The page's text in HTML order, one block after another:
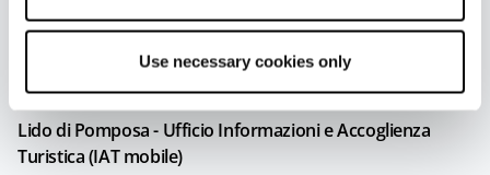
Use necessary cookies only
Info
Öffnung: April bis Mitte September
Lido di Pomposa - Ufficio Informazioni e Accoglienza
Turistica (IAT mobile)